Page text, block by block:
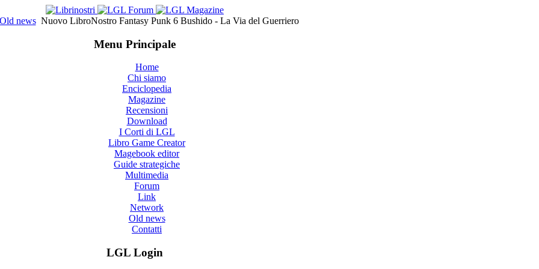
news Nuovo LibroNostro Fantasy Punk 6 Bushido - La Via del Guerriero
Menu Principale
Home
Chi siamo
Enciclopedia
Magazine
Recensioni
Download
I Corti di LGL
Libro Game Creator
Magebook editor
Guide strategiche
Multimedia
Forum
Link
Network
Old news
Contatti
LGL Login